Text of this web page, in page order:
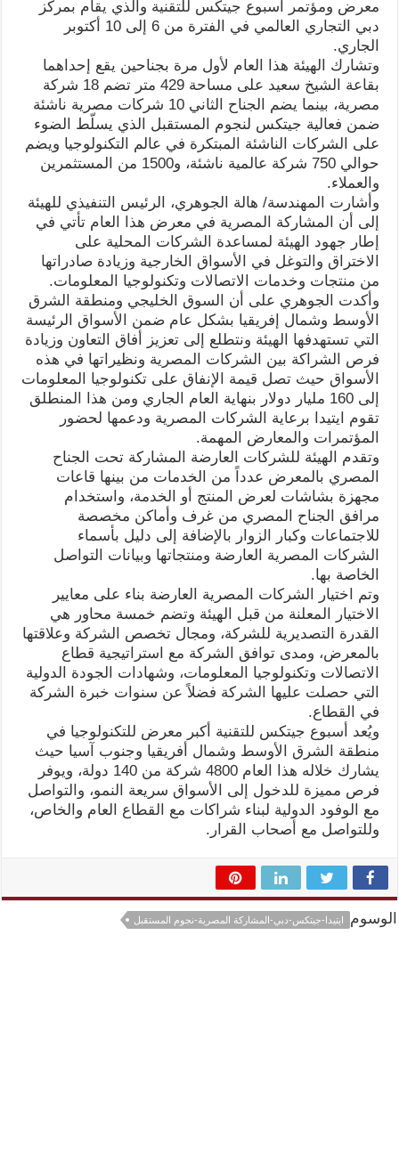
معرض ومؤتمر أسبوع جيتكس للتقنية والذي يقام بمركز
دبي التجاري العالمي في الفترة من 6 إلى 10 أكتوبر
الجاري.
وتشارك الهيئة هذا العام لأول مرة بجناحين يقع إحداهما
بقاعة الشيخ سعيد على مساحة 429 متر تضم 18 شركة
مصرية، بينما يضم الجناح الثاني 10 شركات مصرية ناشئة
ضمن فعالية جيتكس لنجوم المستقبل الذي يسلّط الضوء
على الشركات الناشئة المبتكرة في عالم التكنولوجيا ويضم
حوالي 750 شركة عالمية ناشئة، و1500 من المستثمرين
والعملاء.
وأشارت المهندسة/ هالة الجوهري، الرئيس التنفيذي للهيئة
إلى أن المشاركة المصرية في معرض هذا العام تأتي في
إطار جهود الهيئة لمساعدة الشركات المحلية على
الاختراق والتوغل في الأسواق الخارجية وزيادة صادراتها
من منتجات وخدمات الاتصالات وتكنولوجيا المعلومات.
وأكدت الجوهري على أن السوق الخليجي ومنطقة الشرق
الأوسط وشمال إفريقيا بشكل عام ضمن الأسواق الرئيسة
التي تستهدفها الهيئة ونتطلع إلى تعزيز أفاق التعاون وزيادة
فرص الشراكة بين الشركات المصرية ونظيراتها في هذه
الأسواق حيث تصل قيمة الإنفاق على تكنولوجيا المعلومات
إلى 160 مليار دولار بنهاية العام الجاري ومن هذا المنطلق
تقوم ايتيدا برعاية الشركات المصرية ودعمها لحضور
المؤتمرات والمعارض المهمة.
وتقدم الهيئة للشركات العارضة المشاركة تحت الجناح
المصري بالمعرض عدداً من الخدمات من بينها قاعات
مجهزة بشاشات لعرض المنتج أو الخدمة، واستخدام
مرافق الجناح المصري من غرف وأماكن مخصصة
للاجتماعات وكبار الزوار بالإضافة إلى دليل بأسماء
الشركات المصرية العارضة ومنتجاتها وبيانات التواصل
الخاصة بها.
وتم اختيار الشركات المصرية العارضة بناء على معايير
الاختيار المعلنة من قبل الهيئة وتضم خمسة محاور هي
القدرة التصديرية للشركة، ومجال تخصص الشركة وعلاقتها
بالمعرض، ومدى توافق الشركة مع استراتيجية قطاع
الاتصالات وتكنولوجيا المعلومات، وشهادات الجودة الدولية
التي حصلت عليها الشركة فضلاً عن سنوات خبرة الشركة
في القطاع.
ويُعد أسبوع جيتكس للتقنية أكبر معرض للتكنولوجيا في
منطقة الشرق الأوسط وشمال أفريقيا وجنوب آسيا حيث
يشارك خلاله هذا العام 4800 شركة من 140 دولة، ويوفر
فرص مميزة للدخول إلى الأسواق سريعة النمو، والتواصل
مع الوفود الدولية لبناء شراكات مع القطاع العام والخاص،
وللتواصل مع أصحاب القرار.
الوسوم ايتيدا-جيتكس-دبي-المشاركة المصرية-نجوم المستقبل